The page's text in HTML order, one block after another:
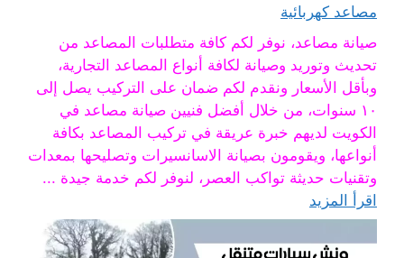
مصاعد كهربائية
صيانة مصاعد، نوفر لكم كافة متطلبات المصاعد من
تحديث وتوريد وصيانة لكافة أنواع المصاعد التجارية،
وبأقل الأسعار ونقدم لكم ضمان على التركيب يصل إلى
١٠ سنوات، من خلال أفضل فنيين صيانة مصاعد في
الكويت لديهم خبرة عريقة في تركيب المصاعد بكافة
أنواعها، ويقومون بصيانة الاسانسيرات وتصليحها بمعدات
وتقنيات حديثة تواكب العصر، لنوفر لكم خدمة جيدة ...
اقرأ المزيد